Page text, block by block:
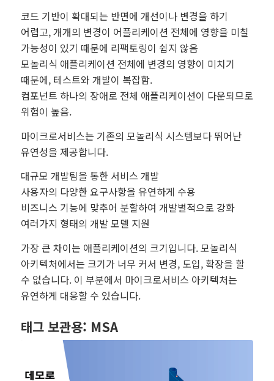
코드 기반이 확대되는 반면에 개선이나 변경을 하기
어렵고, 개개의 변경이 어플리케이션 전체에 영향을 미칠
가능성이 있기 때문에 리팩토링이 쉽지 않음
모놀리식 애플리케이션 전체에 변경의 영향이 미치기
때문에, 테스트와 개발이 복잡함.
컴포넌트 하나의 장애로 전체 애플리케이션이 다운되므로
위험이 높음.
마이크로서비스는 기존의 모놀리식 시스템보다 뛰어난
유연성을 제공합니다.
대규모 개발팀을 통한 서비스 개발
사용자의 다양한 요구사항을 유연하게 수용
비즈니스 기능에 맞추어 분할하여 개발별적으로 강화
여러가지 형태의 개발 모델 지원
가장 큰 차이는 애플리케이션의 크기입니다. 모놀리식
아키텍처에서는 크기가 너무 커서 변경, 도입, 확장을 할
수 없습니다. 이 부분에서 마이크로서비스 아키텍처는
유연하게 대응할 수 있습니다.
태그 보관용: MSA